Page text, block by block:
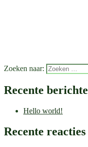
Zoeken naar:
Recente
Hello world!
Recente reacties